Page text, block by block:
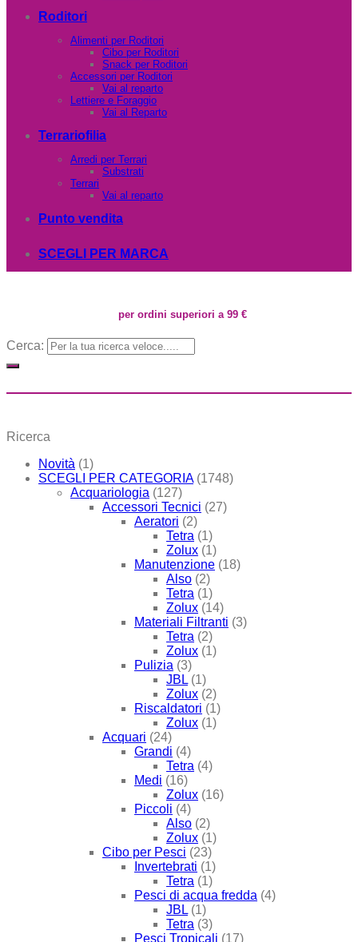
Roditori
Alimenti per Roditori
Cibo per Roditori
Snack per Roditori
Accessori per Roditori
Vai al reparto
Lettiere e Foraggio
Vai al Reparto
Terrariofilia
Arredi per Terrari
Substrati
Terrari
Vai al reparto
Punto vendita
SCEGLI PER MARCA
per ordini superiori a 99 €
Cerca:
Ricerca
Novità (1)
SCEGLI PER CATEGORIA (1748)
Acquariologia (127)
Accessori Tecnici (27)
Aeratori (2)
Tetra (1)
Zolux (1)
Manutenzione (18)
Also (2)
Tetra (1)
Zolux (14)
Materiali Filtranti (3)
Tetra (2)
Zolux (1)
Pulizia (3)
JBL (1)
Zolux (2)
Riscaldatori (1)
Zolux (1)
Acquari (24)
Grandi (4)
Tetra (4)
Medi (16)
Zolux (16)
Piccoli (4)
Also (2)
Zolux (1)
Cibo per Pesci (23)
Invertebrati (1)
Tetra (1)
Pesci di acqua fredda (4)
JBL (1)
Tetra (3)
Pesci Tropicali (17)